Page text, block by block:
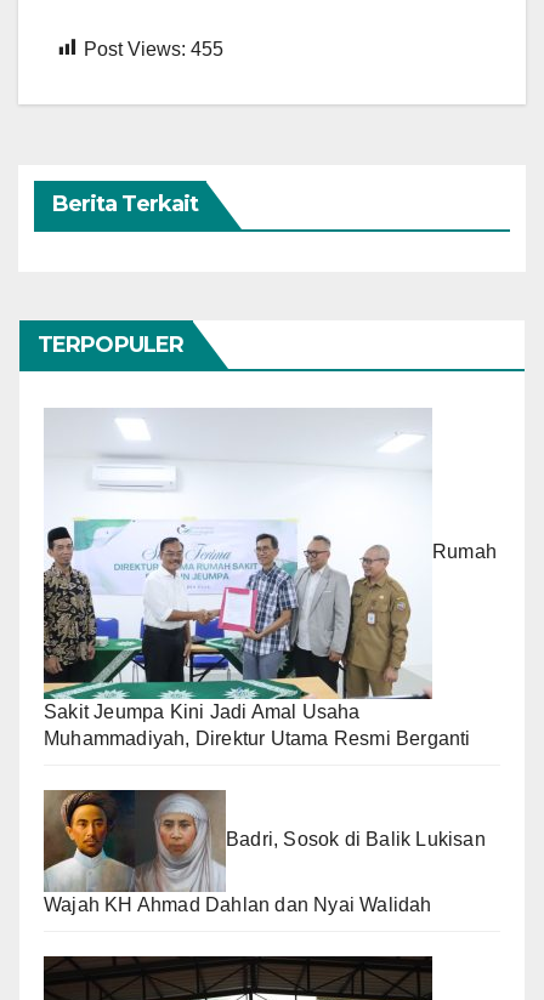
Post Views: 455
Berita Terkait
TERPOPULER
Rumah
Sakit Jeumpa Kini Jadi Amal Usaha
Muhammadiyah, Direktur Utama Resmi Berganti
Badri, Sosok di Balik Lukisan
Wajah KH Ahmad Dahlan dan Nyai Walidah